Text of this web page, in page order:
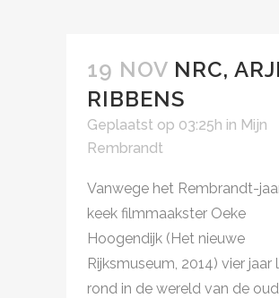
19 NOV NRC,
RIBBENS
Geplaatst op 03:25h in Mijn
Rembrandt
Vanwege het Rembrandt-
keek filmmaakster Oeke
Hoogendijk (Het nieuwe
Rijksmuseum, 2014) vier jaar
rond in de wereld van de